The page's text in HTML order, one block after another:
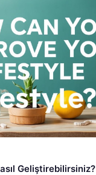
Geliştirebilirsiniz?